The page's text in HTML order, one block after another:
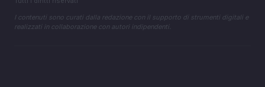
I contenuti sono curati dalla redazione con il supporto di strumenti digitali e
realizzati in collaborazione con autori indipendenti.